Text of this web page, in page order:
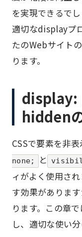
を実現できるで
適切なdisplayプ
たのWebサイト
ります。
hidden
CSSで要素を非表
none;
と
ィがよく使用さ
す効果がありま
ります。この章
し、適切な使い